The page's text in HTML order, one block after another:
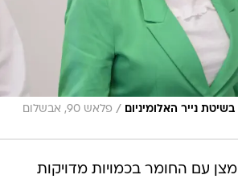
נייר האלומיניום /
פלאש 90, אבשלום
עם החומר בכמויות מדויקות